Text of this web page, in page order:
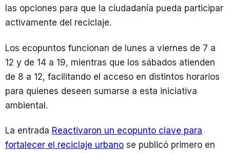
las opciones para que la ciudadanía pueda participar
activamente del reciclaje.
Los ecopuntos funcionan de lunes a viernes de 7 a
12 y de 14 a 19, mientras que los sábados atienden
de 8 a 12, facilitando el acceso en distintos horarios
para quienes deseen sumarse a esta iniciativa
ambiental.
La entrada Reactivaron un ecopunto clave para
fortalecer el reciclaje urbano se publicó primero en